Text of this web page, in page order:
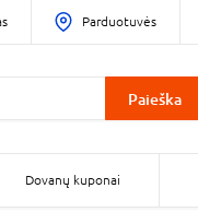
Parduotuvės
Paieška
Dovanų kuponai